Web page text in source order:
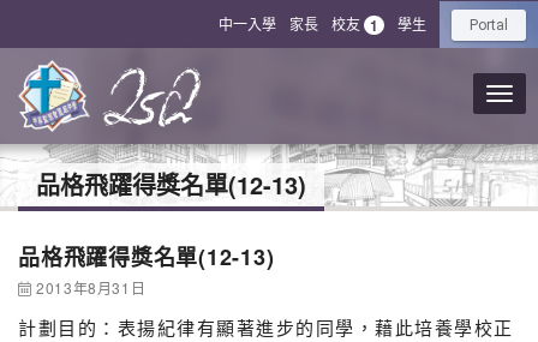
中一入學 家長 校友 1 學生 Portal
品格飛躍得獎名單(12-13)
品格飛躍得獎名單(12-13)
2013年8月31日
計劃目的：表揚紀律有顯著進步的同學，藉此培養學校正